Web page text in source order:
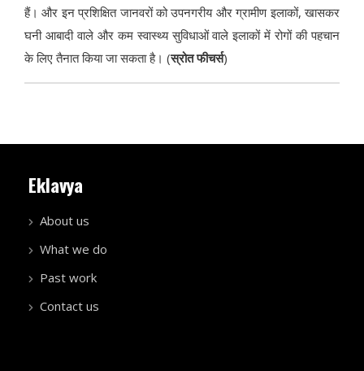
हैं। और इन प्रशिक्षित जानवरों को उपनगरीय और ग्रामीण इलाकों, खासकर
घनी आबादी वाले और कम स्वास्थ्य सुविधाओं वाले इलाकों में रोगों की पहचान
के लिए तैनात किया जा सकता है। (स्रोत फीचर्स)
Eklavya
About us
What we do
Past work
Contact us